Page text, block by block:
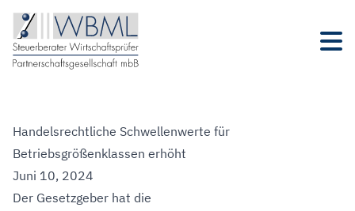
Handelsrechtliche Schwellenwerte für
Betriebsgrößenklassen erhöht
Juni 10, 2024
Der Gesetzgeber hat die